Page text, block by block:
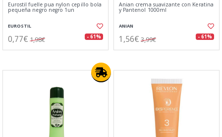
Eurostil fuelle pua nylon cepillo bola
pequeña negro negro 1un
EUROSTIL
0,77€ 1,98€ - 61%
Anian crema suavizante con Keratina
y Pantenol 1000ml
ANIAN
1,56€ 3,99€ - 61%